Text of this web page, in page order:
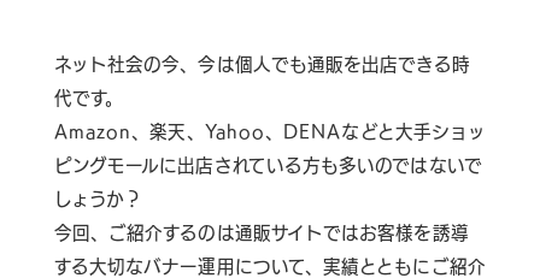
ネット社会の今、今は個人でも通販を出店できる時
代です。
Amazon、楽天、Yahoo、DENAなどと大手ショッ
ピングモールに出店されている方も多いのではないで
しょうか？
今回、ご紹介するのは通販サイトではお客様を誘導
する大切なバナー運用について、実績とともにご紹介